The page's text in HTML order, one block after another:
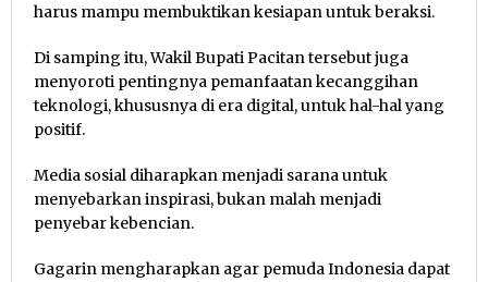
harus mampu membuktikan kesiapan untuk beraksi.
Di samping itu, Wakil Bupati Pacitan tersebut juga
menyoroti pentingnya pemanfaatan kecanggihan
teknologi, khususnya di era digital, untuk hal-hal yang
positif.
Media sosial diharapkan menjadi sarana untuk
menyebarkan inspirasi, bukan malah menjadi
penyebar kebencian.
Gagarin mengharapkan agar pemuda Indonesia dapat